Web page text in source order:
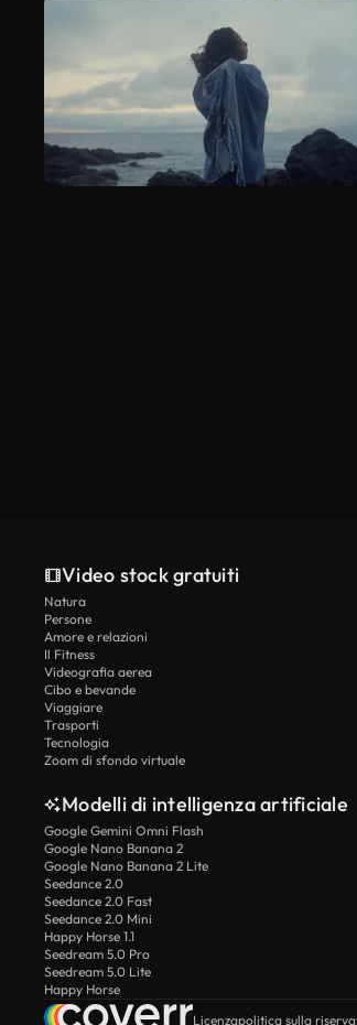
Video stock gratuiti
Natura
Persone
Amore e relazioni
Il Fitness
Videografia aerea
Cibo e bevande
Viaggiare
Trasporti
Tecnologia
Zoom di sfondo virtuale
Modelli di intelligenza artificiale
Google Gemini Omni Flash
Google Nano Banana 2
Google Nano Banana 2 Lite
Seedance 2.0
Seedance 2.0 Fast
Seedance 2.0 Mini
Happy Horse 1.1
Seedream 5.0 Pro
Seedream 5.0 Lite
Happy Horse
Licenzapolitica sulla